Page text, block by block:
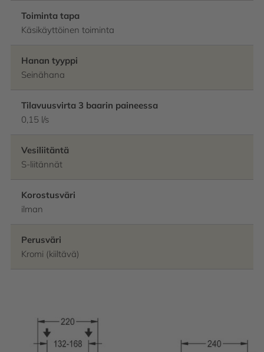
Toiminta tapa
Käsikäyttöinen toiminta
Hanan tyyppi
Seinähana
Tilavuusvirta 3 baarin paineessa
0,15 l/s
Vesiliitäntä
S-liitännät
Korostusväri
ilman
Perusväri
Kromi (kiiltävä)